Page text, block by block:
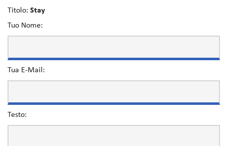
Titolo: Stay
Tuo Nome:
Tua E-Mail:
Testo: